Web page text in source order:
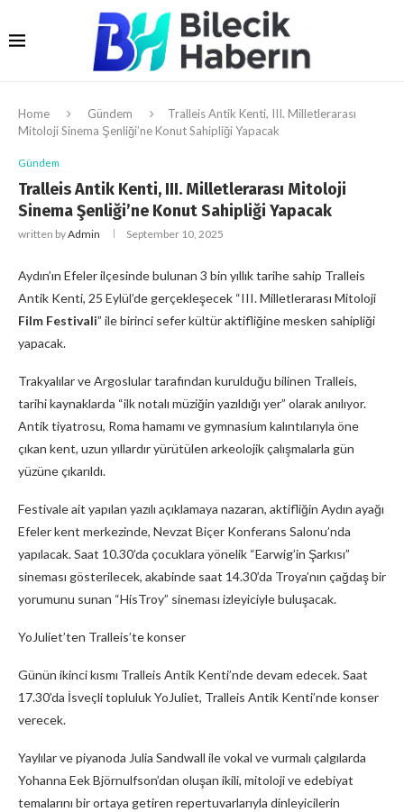
Home Gündem
Tralleis Antik Kenti, III. Milletlerarası
Mitoloji Sinema Şenliği’ne Konut Sahipliği Yapacak
Gündem
Tralleis Antik Kenti, III. Milletlerarası Mitoloji
Sinema Şenliği’ne Konut Sahipliği Yapacak
written byAdmin September 10, 2025
Aydın’ın Efeler ilçesinde bulunan 3 bin yıllık tarihe sahip Tralleis
Antik Kenti, 25 Eylül’de gerçekleşecek “III. Milletlerarası Mitoloji
Film Festivali” ile birinci sefer kültür aktifliğine mesken sahipliği
yapacak.
Trakyalılar ve Argoslular tarafından kurulduğu bilinen Tralleis,
tarihi kaynaklarda “ilk notalı müziğin yazıldığı yer” olarak anılıyor.
Antik tiyatrosu, Roma hamamı ve gymnasium kalıntılarıyla öne
çıkan kent, uzun yıllardır yürütülen arkeolojik çalışmalarla gün
yüzüne çıkarıldı.
Festivale ait yapılan yazılı açıklamaya nazaran, aktifliğin Aydın ayağı
Efeler kent merkezinde, Nevzat Biçer Konferans Salonu’nda
yapılacak. Saat 10.30’da çocuklara yönelik “Earwig’in Şarkısı”
sineması gösterilecek, akabinde saat 14.30’da Troya’nın çağdaş bir
yorumunu sunan “HisTroy” sineması izleyiciyle buluşacak.
YoJuliet’ten Tralleis’te konser
Günün ikinci kısmı Tralleis Antik Kenti’nde devam edecek. Saat
17.30’da İsveçli topluluk YoJuliet, Tralleis Antik Kenti’nde konser
verecek.
Yaylılar ve piyanoda Julia Sandwall ile vokal ve vurmalı çalgılarda
Yohanna Eek Björnulfson’dan oluşan ikili, mitoloji ve edebiyat
temalarını bir ortaya getiren repertuvarlarıyla dinleyicilerin